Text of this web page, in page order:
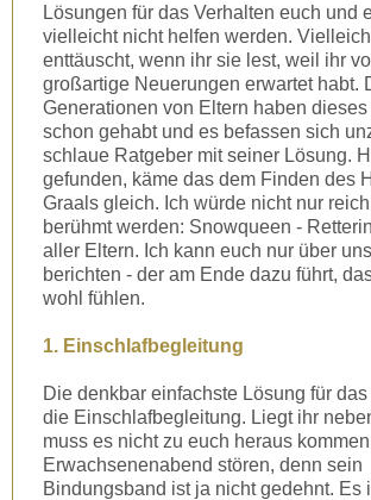
Lösungen für das Verhalten euch und
vielleicht nicht helfen werden.
enttäuscht, wenn ihr sie lest, weil ihr
großartige Neuerungen erwartet habt.
Generationen von Eltern haben
schon gehabt und es befassen sich
schlaue Ratgeber mit seiner Lösung.
gefunden, käme das dem Finden des
Graals gleich. Ich würde nicht nur
berühmt werden: Snowqueen -
aller Eltern. Ich kann euch nur über
berichten - der am Ende dazu führt,
wohl fühlen.
1. Einschlafbegleitung
Die denkbar einfachste Lösung für
die Einschlafbegleitung. Liegt ihr
muss es nicht zu euch heraus
Erwachsenenabend stören, denn sein
Bindungsband ist ja nicht gedehnt. Es